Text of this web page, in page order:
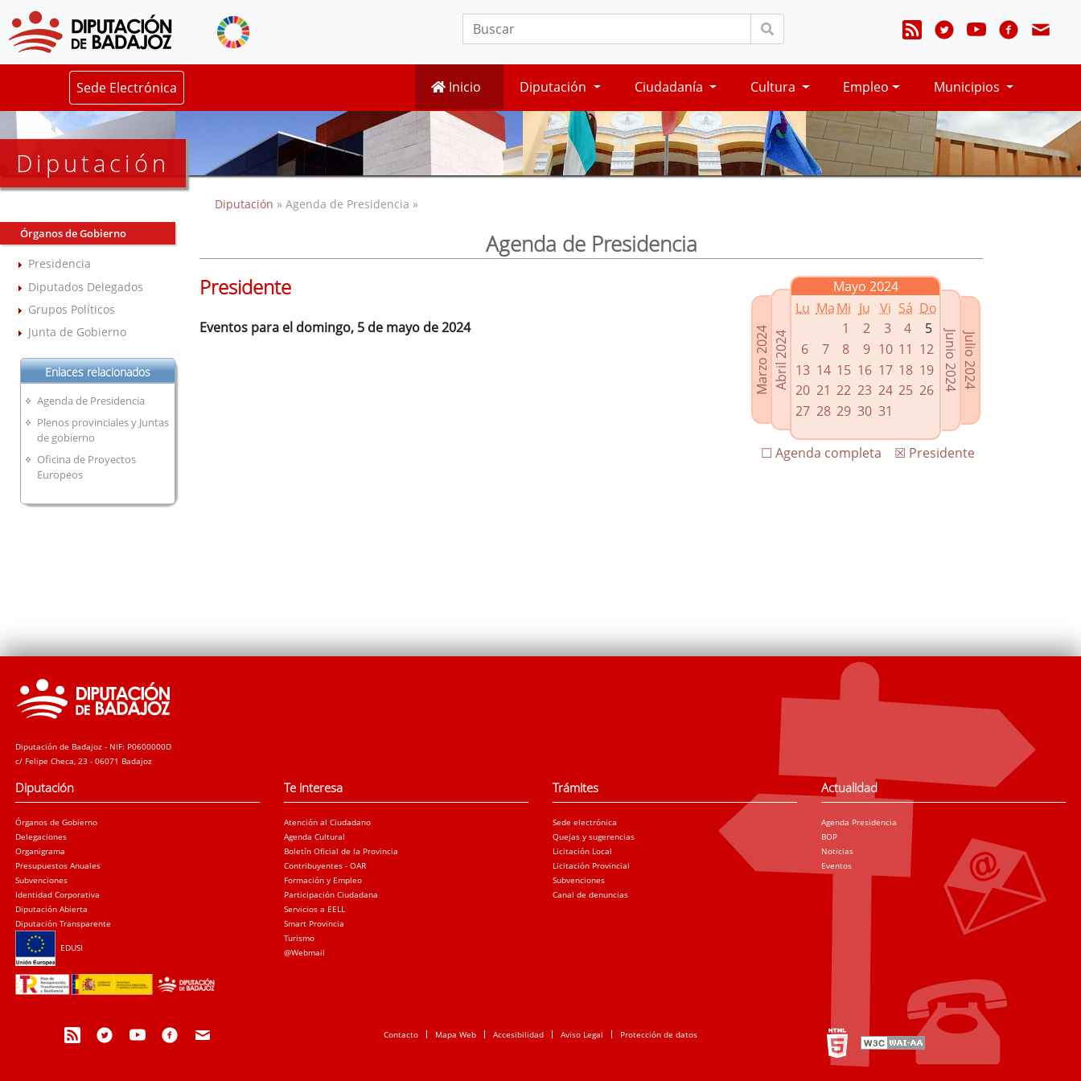
Sede Electrónica Inicio Diputación Ciudadanía Cultura Empleo Municipios
Diputación
Órganos de Gobierno
Presidencia
Diputados Delegados
Grupos Políticos
Junta de Gobierno
Enlaces relacionados
Agenda de Presidencia
Plenos provinciales y Juntas
de gobierno
Oficina de Proyectos
Europeos
Diputación » Agenda de Presidencia »
Agenda de Presidencia
Marzo 2024Abril 2024
Mayo 2024
Lu MaMi Ju Vi Sá Do
1
2 3 4
5
6
7 8 9 10 11 12
13 14 15 16 17 18 19
20 21 22 23 24 25 26
27 28 29 30 31
Julio 2024
Junio 2024
☒ Presidente
☐ Agenda completa
Presidente
Eventos para el domingo, 5 de mayo de 2024
Diputación de Badajoz - NIF: P0600000D
c/ Felipe Checa, 23 - 06071 Badajoz
Diputación
Órganos de Gobierno
Delegaciones
Organigrama
Presupuestos Anuales
Subvenciones
Identidad Corporativa
Diputación Abierta
Diputación Transparente
EDUSI
Te interesa
Atención al Ciudadano
Agenda Cultural
Boletín Oficial de la Provincia
Contribuyentes - OAR
Formación y Empleo
Participación Ciudadana
Servicios a EELL
Smart Provincia
Turismo
@Webmail
Trámites
Sede electrónica
Quejas y sugerencias
Licitación Local
Licitación Provincial
Subvenciones
Canal de denuncias
Actualidad
Agenda Presidencia
BOP
Noticias
Eventos
Contacto Mapa Web Accesibilidad Aviso Legal Protección de datos